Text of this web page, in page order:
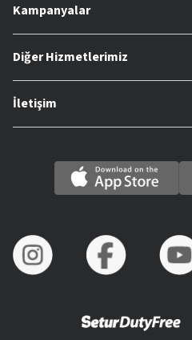
Kampanyalar
Diğer Hizmetlerimiz
İletişim